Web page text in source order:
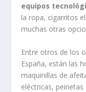
equipos
la ropa, cigarritos
muchas otras
Entre otros de los
España, están las
maquinillas de
eléctricas,